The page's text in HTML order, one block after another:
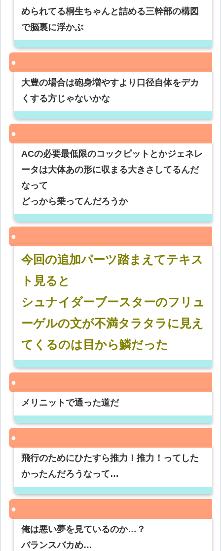
められてる桐生ちゃんと詰める三幹部の構図
で脳裏に浮かぶ
大豊の場合は砲身増やすより口径自体をデカ
くする方じゃないかな
ACの必要最低限のコックピットとかジェネレ
ータは大体あの形に収まる大きさしてるんだ
なって
どっから乗ってんだろうか
今回の追加パーツ踏まえてテキス
ト見ると
シュナイダーブースターのフリュ
ーゲルの文が不満タラタラに見え
てくるのは目から鱗だった
メリニットで通った道だ
飛行のためにひたすら推力！推力！ってした
かったんだろうなって…
俺は悪い夢を見ているのか…？
バランスバカめ…